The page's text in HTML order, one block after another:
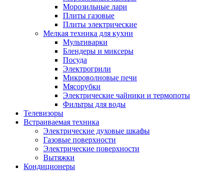
Морозильные лари
Плиты газовые
Плиты электрические
Мелкая техника для кухни
Мультиварки
Блендеры и миксеры
Посуда
Электрогрили
Микроволновые печи
Мясорубки
Электрические чайники и термопоты
Фильтры для воды
Телевизоры
Встраиваемая техника
Электрические духовые шкафы
Газовые поверхности
Электрические поверхности
Вытяжки
Кондиционеры